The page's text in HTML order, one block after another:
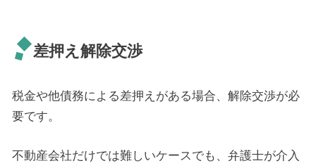
差押え解除交渉
税金や他債務による差押えがある場合、解除交渉が必
要です。
不動産会社だけでは難しいケースでも、弁護士が介入